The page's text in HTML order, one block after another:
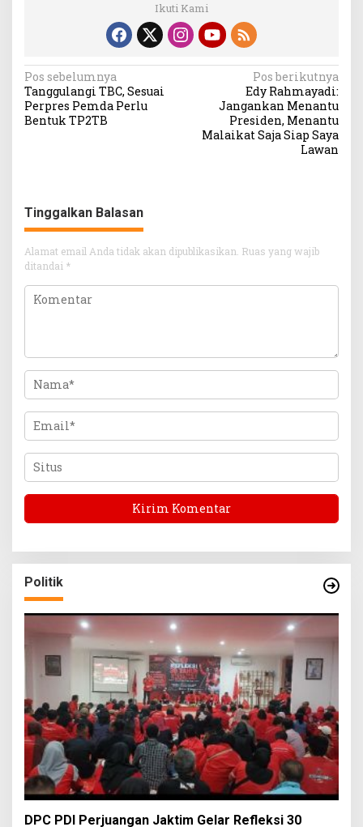
Ikuti Kami
Navigasi
pos
Pos sebelumnya
Tanggulangi TBC, Sesuai
Perpres Pemda Perlu
Bentuk TP2TB
Pos berikutnya
Edy Rahmayadi:
Jangankan Menantu
Presiden, Menantu
Malaikat Saja Siap Saya
Lawan
Tinggalkan Balasan
Alamat email Anda tidak akan dipublikasikan. Ruas yang wajib
ditandai *
Politik
DPC PDI Perjuangan Jaktim Gelar Refleksi 30